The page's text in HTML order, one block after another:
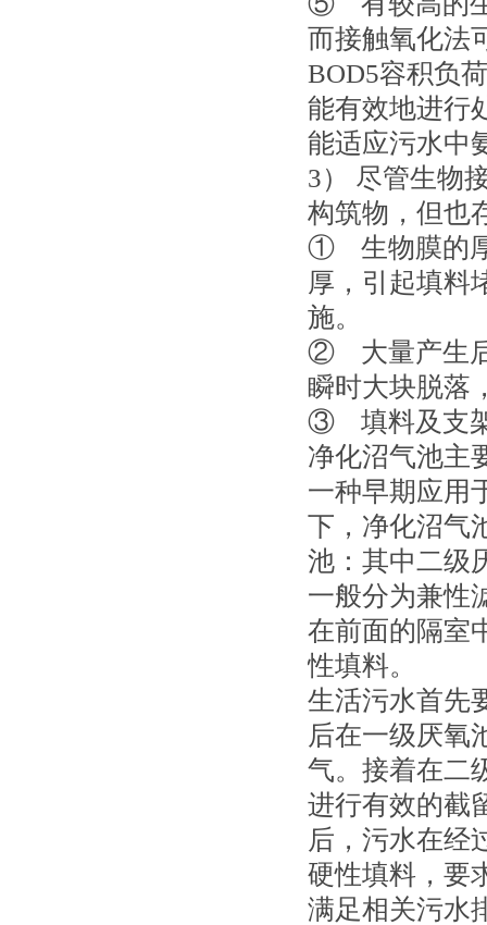
而接触氧化法
BOD5容积负
能有效地进行
能适应污水中
3） 尽管生物
构筑物，但也
① 生物膜的厚
厚，引起填料
施。
② 大量产生后
瞬时大块脱落
③ 填料及支架
净化沼气池主
一种早期应用
下，净化沼气
池：其中二级
一般分为兼性
在前面的隔室
性填料。
生活污水首先
后在一级厌氧
气。接着在二
进行有效的截
后，污水在经
硬性填料，要
满足相关污水